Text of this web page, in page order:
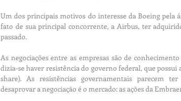
Um dos principais motivos do interesse da Boeing pela
fato de sua principal concorrente, a Airbus, ter
passado.
As negociações entre as empresas são de
dizia-se haver resistência do governo federal, que
share). As resistências governamentais parecem
desaprovar a negociação é o mercado: as ações da